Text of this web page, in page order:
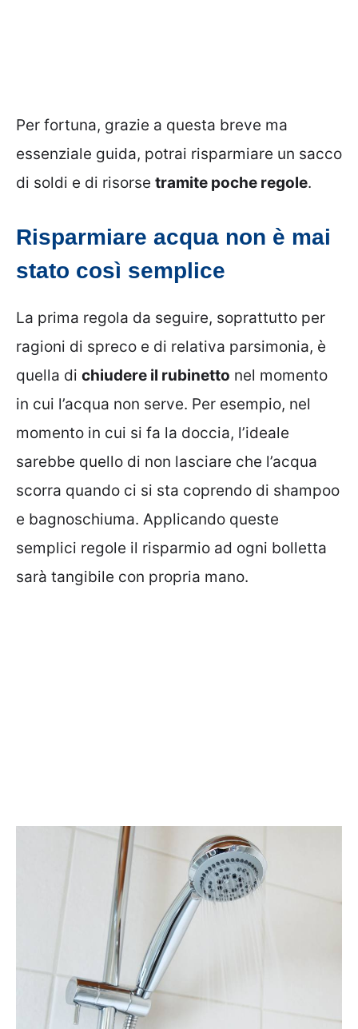
Per fortuna, grazie a questa breve ma
essenziale guida, potrai risparmiare un sacco
di soldi e di risorse tramite poche regole.
Risparmiare acqua non è mai
stato così semplice
La prima regola da seguire, soprattutto per
ragioni di spreco e di relativa parsimonia, è
quella di chiudere il rubinetto nel momento
in cui l’acqua non serve. Per esempio, nel
momento in cui si fa la doccia, l’ideale
sarebbe quello di non lasciare che l’acqua
scorra quando ci si sta coprendo di shampoo
e bagnoschiuma. Applicando queste
semplici regole il risparmio ad ogni bolletta
sarà tangibile con propria mano.